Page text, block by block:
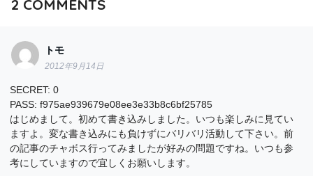
2 COMMENTS
トモ
2012年9月14日
SECRET: 0
PASS: f975ae939679e08ee3e33b8c6bf25785
はじめまして。初めて書き込みしました。いつも楽しみに見てい
ますよ。変な書き込みにも負けずにバリバリ活動して下さい。前
の記事のチャボス行ってみましたが好みの問題ですね。いつも参
考にしていますので宜しくお願いします。